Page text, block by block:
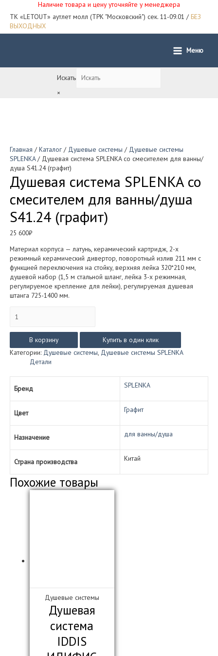
Наличие товара и цену уточняйте у менеджера
ТК «LETOUT» аутлет молл (ТРК "Московский") сек. 11-09.01 / БЕЗ
ВЫХОДНЫХ
Main
Меню
Искать
×
Главная / Каталог / Душевые системы / Душевые системы
SPLENKA/ Душевая система SPLENKA со смесителем для ванны/
душа S41.24 (графит)
Душевая система SPLENKA со
смесителем для ванны/душа
S41.24 (графит)
25 600₽
Материал корпуса — латунь, керамический картридж, 2-х
режимный керамический дивертор, поворотный излив 211 мм с
функцией переключения на стойку, верхняя лейка 320*210 мм,
душевой набор (1,5 м стальной шланг, лейка 3-х режимная,
регулируемое крепление для лейки), регулируемая душевая
штанга 725-1400 мм.
товара
система
SPLENKA
со
смесителем
для
ванны/
душа
S41.24
(графит)
В корзину
Купить в один клик
Категории: Душевые системы, Душевые системы SPLENKA
Детали
Бренд SPLENKA
Цвет Графит
Назначение для ванны/душа
Страна производства Китай
Похожие товары
Душевые системы
Душевая
система
IDDIS